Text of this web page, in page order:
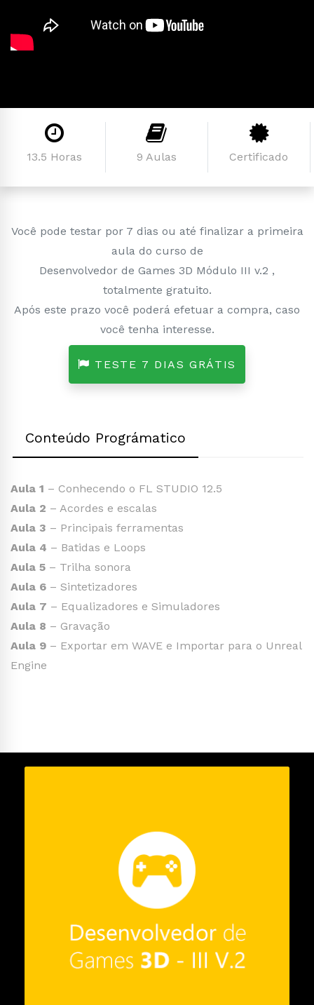
13.5 Horas 9 Aulas Certificado
Você pode testar por 7 dias ou até finalizar a primeira
aula do curso de
Desenvolvedor de Games 3D Módulo III v.2 ,
totalmente gratuito.
Após este prazo você poderá efetuar a compra, caso
você tenha interesse.
TESTE 7 DIAS GRÁTIS
Conteúdo Prográmatico
Aula 1 – Conhecendo o FL STUDIO 12.5
Aula 2 – Acordes e escalas
Aula 3 – Principais ferramentas
Aula 4 – Batidas e Loops
Aula 5 – Trilha sonora
Aula 6 – Sintetizadores
Aula 7 – Equalizadores e Simuladores
Aula 8 – Gravação
Aula 9 – Exportar em WAVE e Importar para o Unreal
Engine